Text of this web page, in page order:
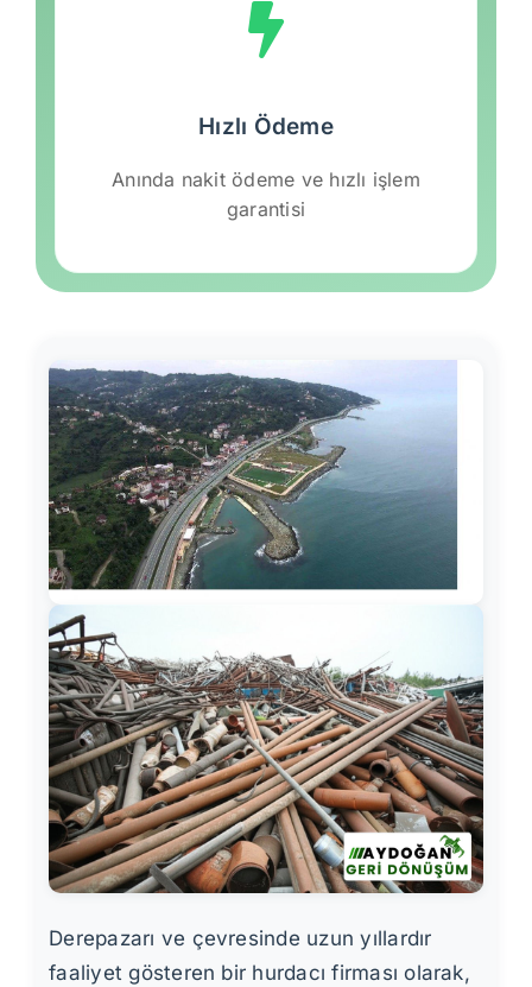
Hızlı Ödeme
Anında nakit ödeme ve hızlı işlem
garantisi
Derepazarı ve çevresinde uzun yıllardır
faaliyet gösteren bir hurdacı firması olarak,